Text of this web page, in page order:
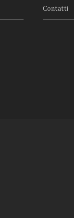
Contatti